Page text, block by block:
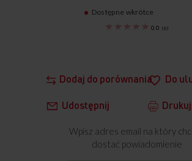
Dodaj do porównania Do
Udostępnij Drukuj
0.0 (0)
Dostępne wkrótce
Wpisz adres email na który
dostać powiadomienie